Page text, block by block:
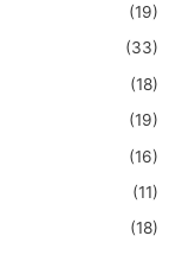
(19)
(33)
(18)
(19)
(16)
(11)
(18)